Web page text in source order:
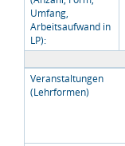
Umfang,
Arbeitsaufwand in
LP):
Veranstaltungen
(Lehrformen)